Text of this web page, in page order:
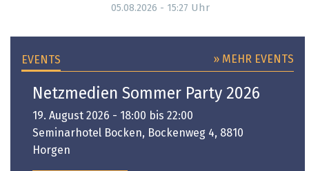
05.08.2026 - 15:27 Uhr
EVENTS » MEHR EVENTS
Netzmedien Sommer Party 2026
19. August 2026 - 18:00 bis 22:00
Seminarhotel Bocken, Bockenweg 4, 8810
Horgen